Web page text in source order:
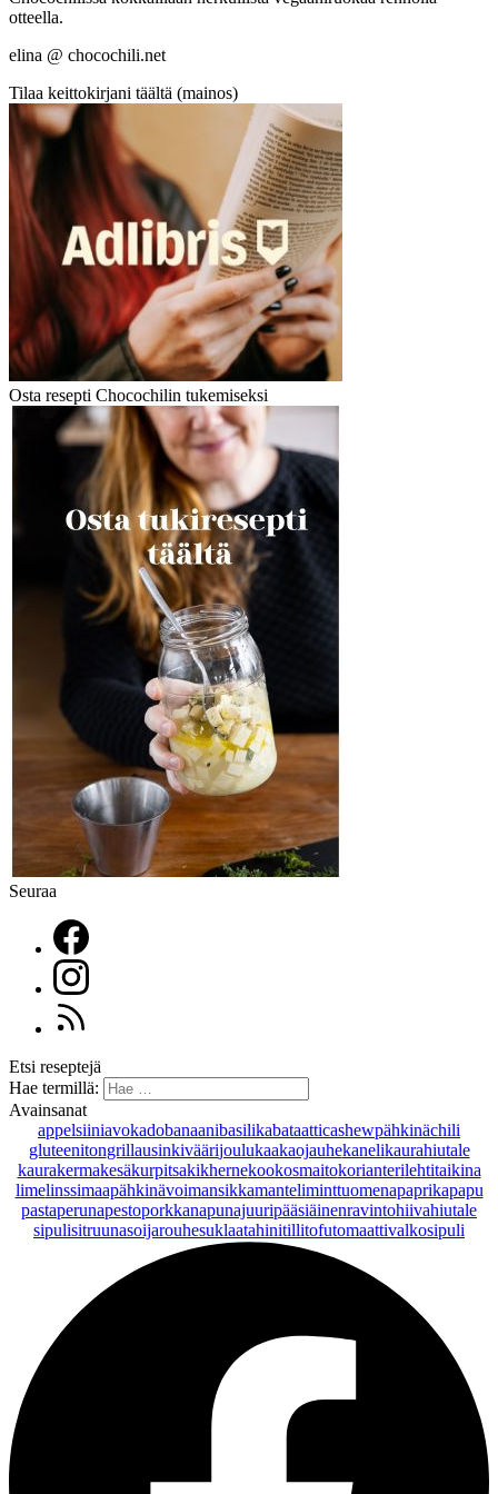
otteella.
elina @ chocochili.net
Tilaa keittokirjani täältä (mainos)
Osta resepti Chocochilin tukemiseksi
Seuraa
Etsi reseptejä
Hae termillä:
Avainsanat
appelsiiniavokadobanaanibasilikabataatticashewpähkinächili
gluteenitongrillausinkiväärijoulukaakaojauhekanelikaurahiutale
kaurakermakesäkurpitsakikhernekookosmaitokorianterilehtitaikina
limelinssimaapähkinävoimansikkamanteliminttuomenapaprikapapu
pastaperunapestoporkkanapunajuuripääsiäinenravintohiivahiutale
sipulisitruunasoijarouhesuklaatahinitillitofutomaattivalkosipuli